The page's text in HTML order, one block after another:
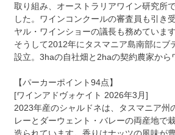
取り組み、オーストラリアワイン研究所
した。ワインコンクールの審査員も引き
ヤル・ワインショーの議長も務めています
そうして2012年にタスマニア島南部にブ
設立。3haの自社畑と2haの契約農家から
【パーカーポイント94点】
[ワインアドヴォケイト 2026年3月]
2023年産のシャルドネは、タスマニア州
レーとダーウェント・バレーの両産地で